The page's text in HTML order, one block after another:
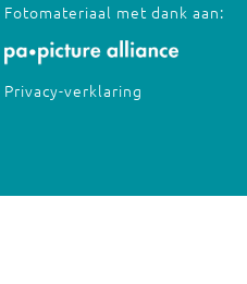
Fotomateriaal met dank aan:
Privacy-verklaring